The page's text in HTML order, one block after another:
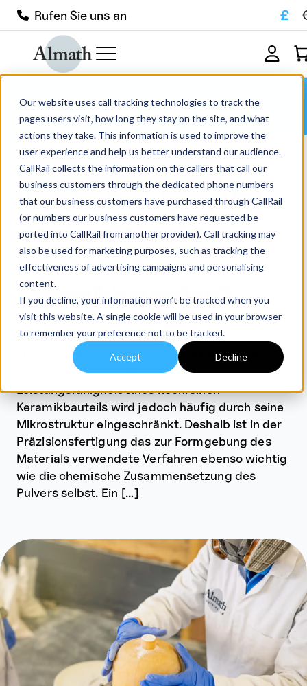
Our website uses call tracking technologies to track the
pages users visit, how long they stay on the site, and what
actions they take. This information is used to improve the
user experience and help us better understand our audience.
CallRail collects the information on the callers that call our
business customers through the dedicated phone numbers
that our business customers have purchased through CallRail
(or numbers our business customers have requested be
ported into CallRail from another provider). Call tracking may
also be used for marketing purposes, such as tracking the
effectiveness of advertising campaigns and personalising
content.
If you decline, your information won’t be tracked when you
visit this website. A single cookie will be used in your browser
to remember your preference not to be tracked.
Accept Decline
Rufen Sie uns an £
Welche Probleme löst das isostatische
Pressen bei Keramikbauteilen?
Allgemeines Gepresste Keramik
Welche Probleme löst
das isostatische
Pressen bei
Keramikbauteilen?
Hochleistungskeramiken werden wegen ihrer
Fähigkeit geschätzt, Umgebungsbedingungen
standzuhalten, die die meisten Metalle und
Polymere zerstören würden. Die
Leistungsfähigkeit eines hochreinen
Keramikbauteils wird jedoch häufig durch seine
Mikrostruktur eingeschränkt. Deshalb ist in der
Präzisionsfertigung das zur Formgebung des
Materials verwendete Verfahren ebenso wichtig
wie die chemische Zusammensetzung des
Pulvers selbst. Ein […]